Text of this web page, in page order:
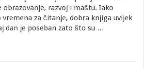
obrazovanje, razvoj i maštu. Iako
vremena za čitanje, dobra knjiga uvijek
dan je poseban zato što su …